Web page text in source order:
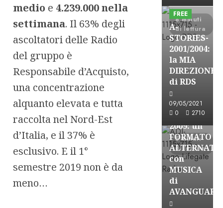
medio e 4.239.000 nella
settimana. Il 63% degli
ascoltatori delle Radio
del gruppo è
Responsabile d’Acquisto,
una concentrazione
alquanto elevata e tutta
raccolta nel Nord-Est
d’Italia, e il 37% è
esclusivo. E il 1°
semestre 2019 non è da
meno…
8 minuti
di lettura
FREE
A-
STORIES-
2001/2004:
la MIA
DIREZIONE
di RDS
09/05/2021
0
2710
5 minuti
di lettura
A-Stories
Formazione
A-
STORIES-
2009: un
FORMATO
con
MUSICA
di